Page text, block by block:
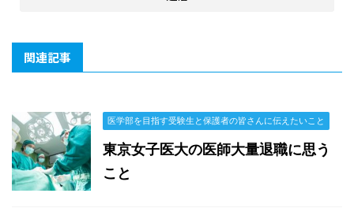
関連記事
医学部を目指す受験生と保護者の皆さんに伝えたいこと
東京女子医大の医師大量退職に思う
こと